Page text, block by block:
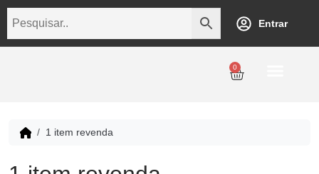
Entrar
0
1 item revenda